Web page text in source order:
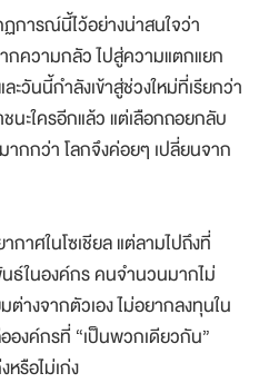
การณ์นี้ไว้อย่างน่าสนใจว่า
ความกลัว ไปสู่ความแตกแยก
นนี้กำลังเข้าสู่ช่วงใหม่ที่เรียกว่า
ชนะใครอีกแล้ว แต่เลือกถอยกลับ
กว่า โลกจึงค่อยๆ เปลี่ยนจาก
กาศในโซเชียล แต่ลามไปถึงที่
ธ์ในองค์กร คนจำนวนมากไม่
งจากตัวเอง ไม่อยากลงทุนใน
งค์กรที่ “เป็นพวกเดียวกัน”